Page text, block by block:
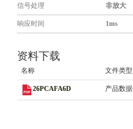
联系我们
信号处理 非放大
响应时间 1ms
资料下载
名称 文件类型
26PCAFA6D 产品数